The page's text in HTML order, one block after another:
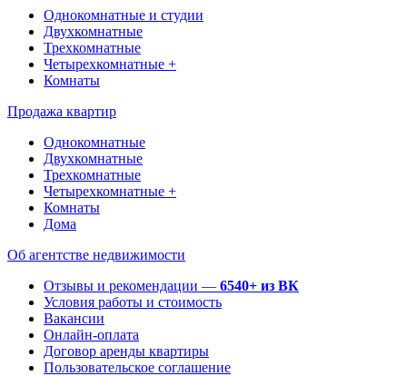
Однокомнатные и студии
Двухкомнатные
Трехкомнатные
Четырехкомнатные +
Комнаты
Продажа квартир
Однокомнатные
Двухкомнатные
Трехкомнатные
Четырехкомнатные +
Комнаты
Дома
Об агентстве недвижимости
Отзывы и рекомендации — 6540+ из ВК
Условия работы и стоимость
Вакансии
Онлайн-оплата
Договор аренды квартиры
Пользовательское соглашение